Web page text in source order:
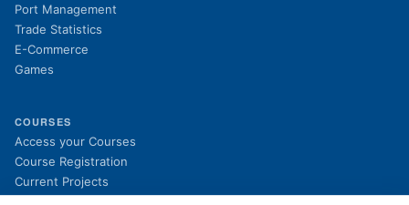
Port Management
Trade Statistics
E-Commerce
Games
COURSES
Access your Courses
Course Registration
Current Projects